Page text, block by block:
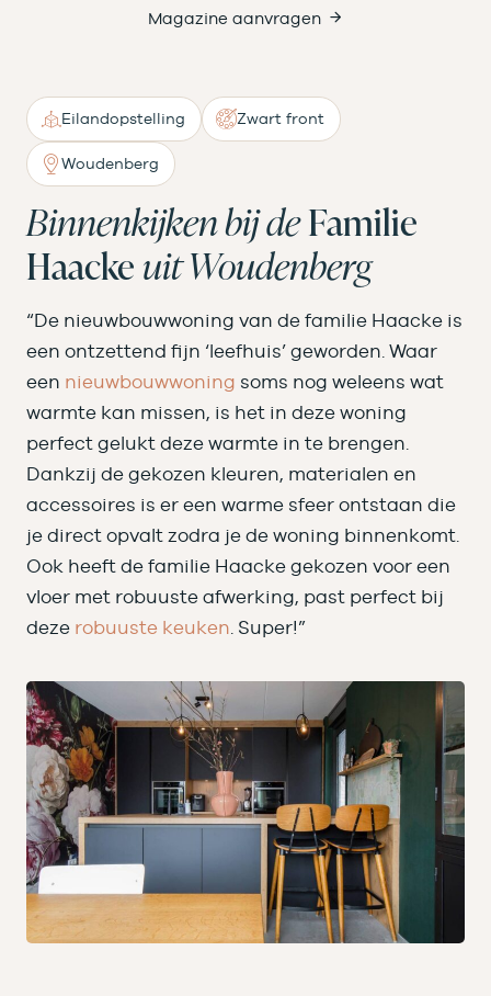
Magazine aanvragen
Eilandopstelling Zwart front
Woudenberg
Binnenkijken bij deFamilie
Haackeuit Woudenberg
“De nieuwbouwwoning van de familie Haacke is
een ontzettend fijn ‘leefhuis’ geworden. Waar
een nieuwbouwwoning soms nog weleens wat
warmte kan missen, is het in deze woning
perfect gelukt deze warmte in te brengen.
Dankzij de gekozen kleuren, materialen en
accessoires is er een warme sfeer ontstaan die
je direct opvalt zodra je de woning binnenkomt.
Ook heeft de familie Haacke gekozen voor een
vloer met robuuste afwerking, past perfect bij
deze robuuste keuken. Super!”